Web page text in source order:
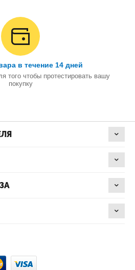
в течение 14 дней
того чтобы протестировать вашу
покупку